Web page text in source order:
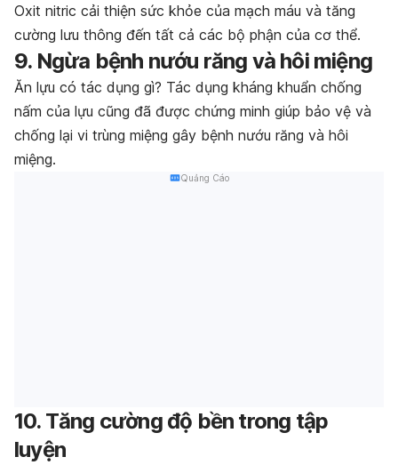
Oxit nitric cải thiện sức khỏe của mạch máu và tăng
cường lưu thông đến tất cả các bộ phận của cơ thể.
9. Ngừa bệnh nướu răng và hôi miệng
Ăn lựu có tác dụng gì? Tác dụng kháng khuẩn chống
nấm của lựu cũng đã được chứng minh giúp bảo vệ và
chống lại vi trùng miệng gây bệnh nướu răng và hôi
miệng.
Quảng Cáo
10. Tăng cường độ bền trong tập
luyện